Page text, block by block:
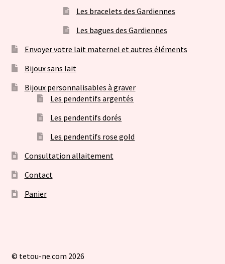
Les bracelets des Gardiennes
Les bagues des Gardiennes
Envoyer votre lait maternel et autres éléments
Bijoux sans lait
Bijoux personnalisables à graver
Les pendentifs argentés
Les pendentifs dorés
Les pendentifs rose gold
Consultation allaitement
Contact
Panier
© tetou-ne.com 2026